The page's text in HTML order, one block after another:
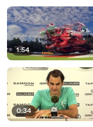
1:54
0:34